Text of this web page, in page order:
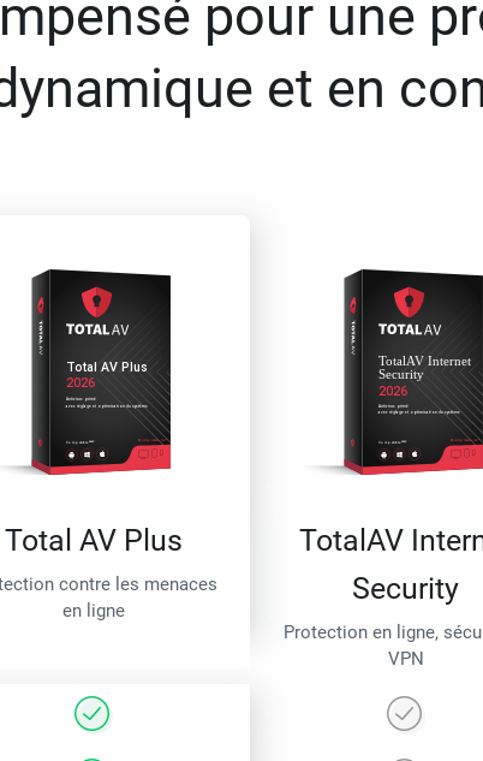
pour une
et en
Total AV Plus
contre les menaces
en ligne
TotalAV
Security
Protection en ligne,
VPN